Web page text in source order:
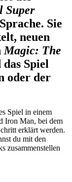
Super
Sie
neuen
Magic: The
Spiel
oder der
Spiel in einem
Iron Man, bei dem
erklärt werden.
du mit den
zusammenstellen